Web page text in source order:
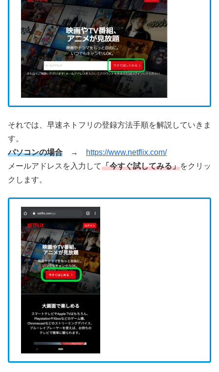
それでは、早速ネトフリの登録方法手順を解説していきま
す。
パソコンの場合 →
https://www.netflix.com/
メールアドレスを入力して「今すぐ試してみる」をクリッ
クします。